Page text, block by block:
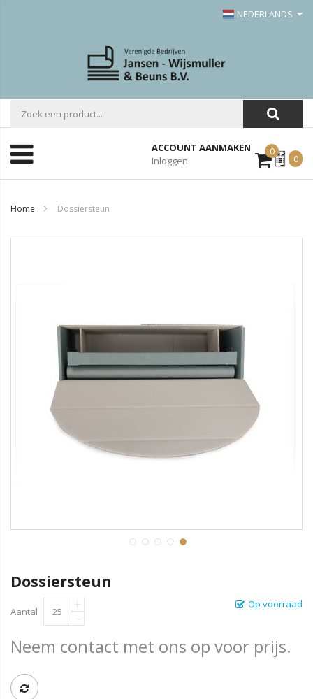
NEDERLANDS
ACCOUNT AANMAKEN
Inloggen
0Mijn
Offerte
0
Home Dossiersteun
Dossiersteun
Op voorraad
Aantal
Neem contact met ons op voor prijs.